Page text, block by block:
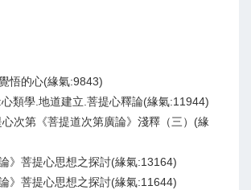
悟的心(緣氣:9843)
類學.地道建立.菩提心釋論(緣氣:11944)
次第《菩提道次第廣論》淺釋（三）(緣
》菩提心思想之探討(緣氣:13164)
》菩提心思想之探討(緣氣:11644)